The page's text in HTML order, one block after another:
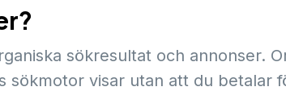
sökresultat och annonser.
sökmotor visar utan att du betalar